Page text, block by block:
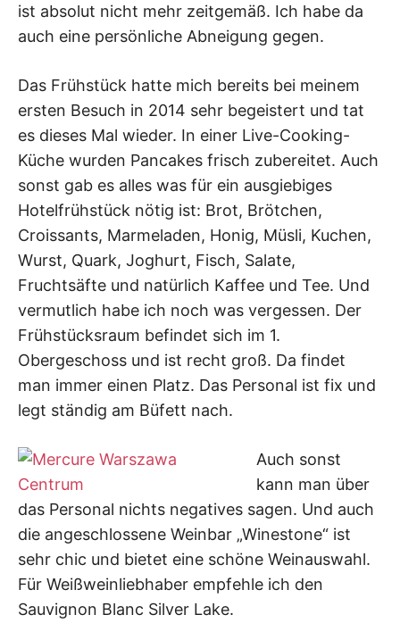
ist absolut nicht mehr zeitgemäß. Ich habe da
auch eine persönliche Abneigung gegen.
Das Frühstück hatte mich bereits bei meinem
ersten Besuch in 2014 sehr begeistert und tat
es dieses Mal wieder. In einer Live-Cooking-
Küche wurden Pancakes frisch zubereitet. Auch
sonst gab es alles was für ein ausgiebiges
Hotelfrühstück nötig ist: Brot, Brötchen,
Croissants, Marmeladen, Honig, Müsli, Kuchen,
Wurst, Quark, Joghurt, Fisch, Salate,
Fruchtsäfte und natürlich Kaffee und Tee. Und
vermutlich habe ich noch was vergessen. Der
Frühstücksraum befindet sich im 1.
Obergeschoss und ist recht groß. Da findet
man immer einen Platz. Das Personal ist fix und
legt ständig am Büfett nach.
Auch sonst
kann man über
das Personal nichts negatives sagen. Und auch
die angeschlossene Weinbar „Winestone“ ist
sehr chic und bietet eine schöne Weinauswahl.
Für Weißweinliebhaber empfehle ich den
Sauvignon Blanc Silver Lake.